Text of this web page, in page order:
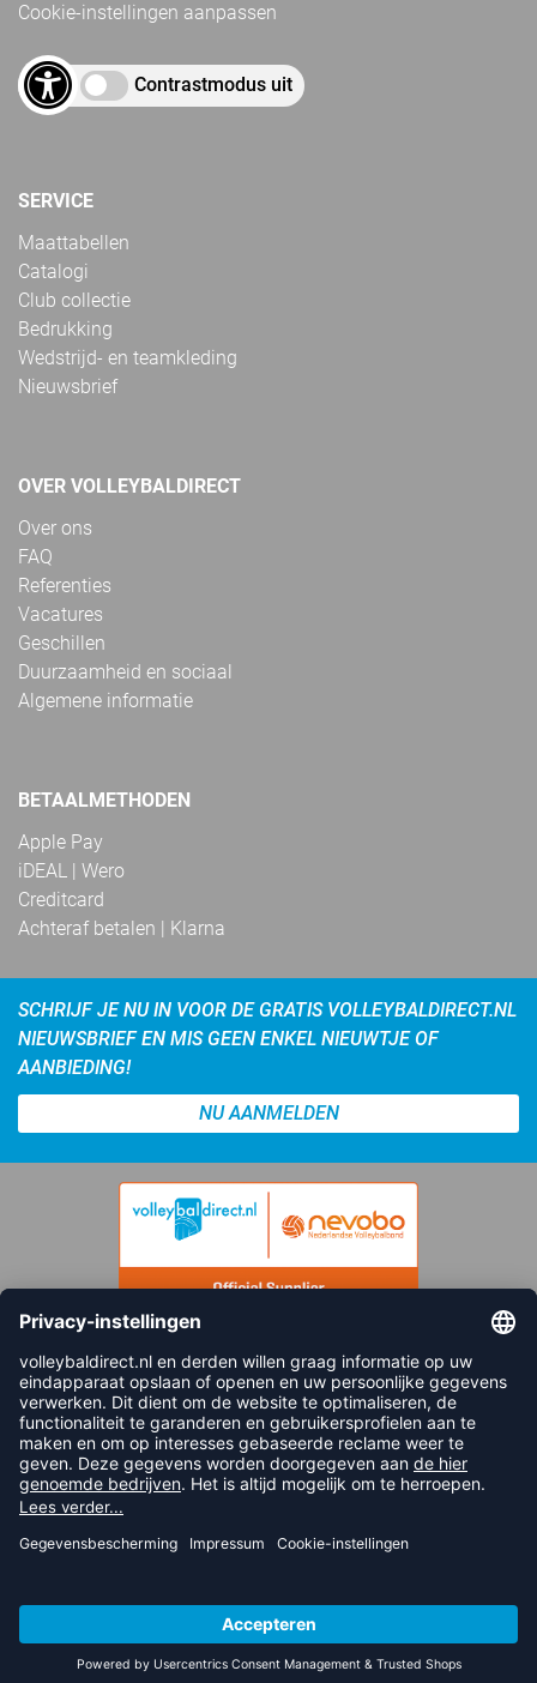
Cookie-instellingen aanpassen
Contrastmodus uit
SERVICE
Maattabellen
Catalogi
Club collectie
Bedrukking
Wedstrijd- en teamkleding
Nieuwsbrief
OVER VOLLEYBALDIRECT
Over ons
FAQ
Referenties
Vacatures
Geschillen
Duurzaamheid en sociaal
Algemene informatie
BETAALMETHODEN
Apple Pay
iDEAL | Wero
Creditcard
Achteraf betalen | Klarna
SCHRIJF JE NU IN VOOR DE GRATIS VOLLEYBALDIRECT.NL
NIEUWSBRIEF EN MIS GEEN ENKEL NIEUWTJE OF
AANBIEDING!
NU AANMELDEN
FOLLOW US